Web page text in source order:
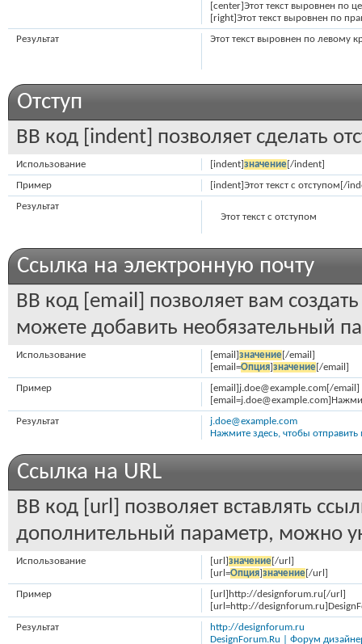
[center]Этот текст выровнен по
[right]Этот текст выровнен по
Этот текст выровнен по левому
Результат
Отступ
BB код [indent] позволяет сделать
[indent]значение[/indent]
Использование
[indent]Этот текст с отступом[/
Пример
Этот текст с отступом
Результат
Ссылка на электронную почту
BB код [email] позволяет вам
можете добавить необязательный
[email]значение[/email]
[email=Опция]значение[/email]
Использование
[email]j.doe@example.com[/email]
Пример
j.doe@example.com
Нажмите здесь, чтобы
Результат
Ссылка на URL
BB код [url] позволяет вставлять
дополнительный параметр, можно
[url]значение[/url]
[url=Опция]значение[/url]
Использование
[url]http://designforum.ru[/url]
[url=http://
Пример
http://designforum.ru
DesignForum.Ru | Форум
Результат